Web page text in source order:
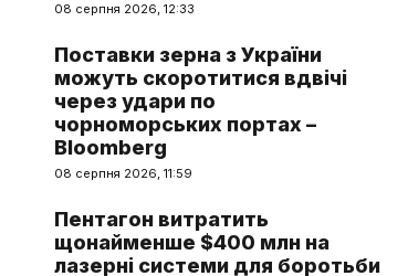
08 серпня 2026, 12:33
Поставки зерна з України
можуть скоротитися вдвічі
через удари по
чорноморських портах –
Bloomberg
08 серпня 2026, 11:59
Пентагон витратить
щонайменше $400 млн на
лазерні системи для боротьби